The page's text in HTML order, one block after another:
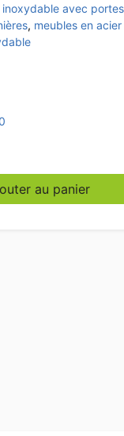
inoxydable avec
, meubles en acier
en acier
au panier